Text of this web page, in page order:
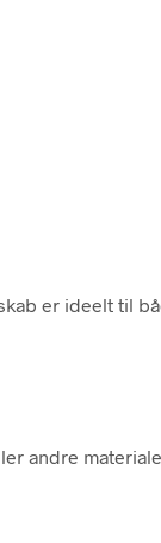
er ideelt til
andre